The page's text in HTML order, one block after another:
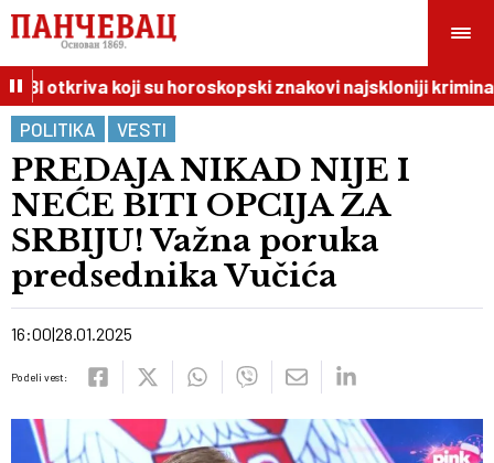
otkriva koji su horoskopski znakovi najskloniji kriminalu
POLITIKA
VESTI
PREDAJA NIKAD NIJE I
NEĆE BITI OPCIJA ZA
SRBIJU! Važna poruka
predsednika Vučića
16:00 28.01.2025
Podeli vest: